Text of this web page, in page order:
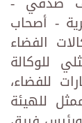
- أصحاب
الفضاء
للوكالة
للفضاء،
للهيئة